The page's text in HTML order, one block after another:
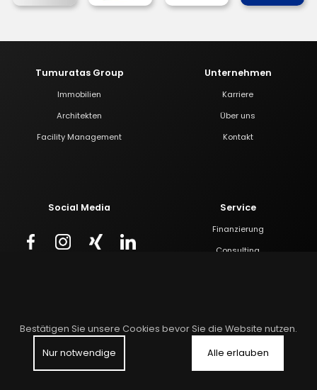
Bestätigen Sie unsere Cookies bevor Sie die Website nutzen.
Nur notwendige
Alle erlauben
Tumuratas Group
Immobilien
Architekten
Facility Management
Unternehmen
Karriere
Über uns
Kontakt
Service
Finanzierung
Consulting
Social Media